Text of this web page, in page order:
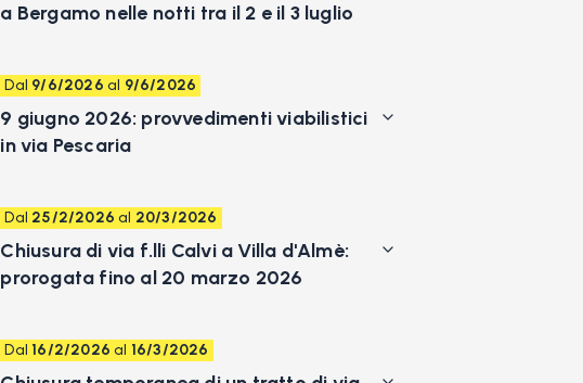
a Bergamo nelle notti tra il 2 e il 3 luglio
Dal 9/6/2026 al 9/6/2026
9 giugno 2026: provvedimenti viabilistici
in via Pescaria
Dal 25/2/2026 al 20/3/2026
Chiusura di via f.lli Calvi a Villa d'Almè:
prorogata fino al 20 marzo 2026
Dal 16/2/2026 al 16/3/2026